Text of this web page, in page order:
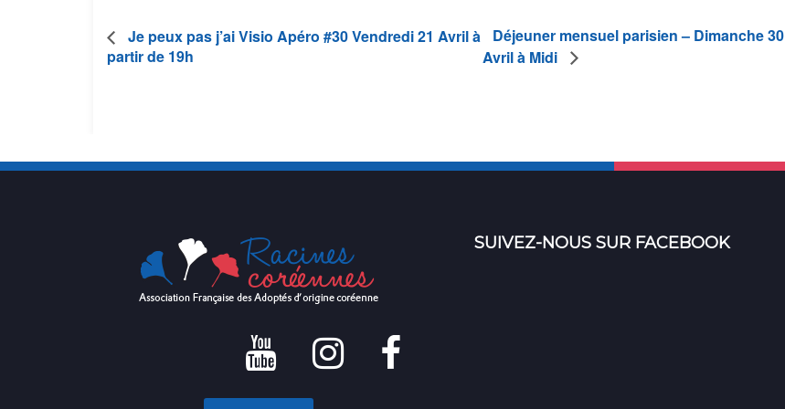
Je peux pas j’ai Visio Apéro #30 Vendredi 21 Avril à
partir de 19h
Déjeuner mensuel parisien – Dimanche 30
Avril à Midi
SUIVEZ-NOUS SUR FACEBOOK